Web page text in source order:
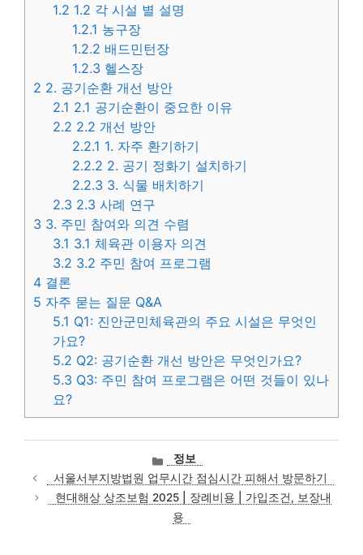
1.2 1.2 각 시설 별 설명
1.2.1 농구장
1.2.2 배드민턴장
1.2.3 헬스장
2 2. 공기순환 개선 방안
2.1 2.1 공기순환이 중요한 이유
2.2 2.2 개선 방안
2.2.1 1. 자주 환기하기
2.2.2 2. 공기 정화기 설치하기
2.2.3 3. 식물 배치하기
2.3 2.3 사례 연구
3 3. 주민 참여와 의견 수렴
3.1 3.1 체육관 이용자 의견
3.2 3.2 주민 참여 프로그램
4 결론
5 자주 묻는 질문 Q&A
5.1 Q1: 진안군민체육관의 주요 시설은 무엇인
가요?
5.2 Q2: 공기순환 개선 방안은 무엇인가요?
5.3 Q3: 주민 참여 프로그램은 어떤 것들이 있나
요?
카
테
고
리
정보
서울서부지방법원 업무시간 점심시간 피해서 방문하기
현대해상 상조보험 2025 | 장례비용 | 가입조건, 보장내
용